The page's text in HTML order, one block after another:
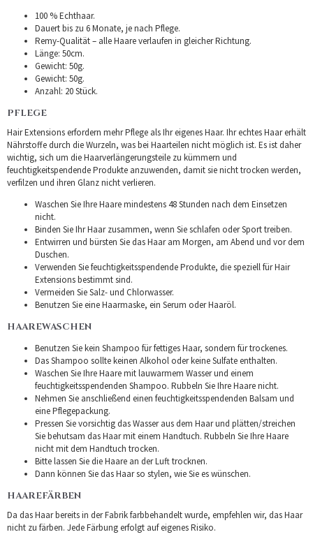
100 % Echthaar.
Dauert bis zu 6 Monate, je nach Pflege.
Remy-Qualität – alle Haare verlaufen in gleicher Richtung.
Länge: 50cm.
Gewicht: 50g.
Gewicht: 50g.
Anzahl: 20 Stück.
PFLEGE
Hair Extensions erfordern mehr Pflege als Ihr eigenes Haar. Ihr echtes Haar erhält
Nährstoffe durch die Wurzeln, was bei Haarteilen nicht möglich ist. Es ist daher
wichtig, sich um die Haarverlängerungsteile zu kümmern und
feuchtigkeitspendende Produkte anzuwenden, damit sie nicht trocken werden,
verfilzen und ihren Glanz nicht verlieren.
Waschen Sie Ihre Haare mindestens 48 Stunden nach dem Einsetzen
nicht.
Binden Sie Ihr Haar zusammen, wenn Sie schlafen oder Sport treiben.
Entwirren und bürsten Sie das Haar am Morgen, am Abend und vor dem
Duschen.
Verwenden Sie feuchtigkeitsspendende Produkte, die speziell für Hair
Extensions bestimmt sind.
Vermeiden Sie Salz- und Chlorwasser.
Benutzen Sie eine Haarmaske, ein Serum oder Haaröl.
HAAREWASCHEN
Benutzen Sie kein Shampoo für fettiges Haar, sondern für trockenes.
Das Shampoo sollte keinen Alkohol oder keine Sulfate enthalten.
Waschen Sie Ihre Haare mit lauwarmem Wasser und einem
feuchtigkeitsspendenden Shampoo. Rubbeln Sie Ihre Haare nicht.
Nehmen Sie anschließend einen feuchtigkeitsspendenden Balsam und
eine Pflegepackung.
Pressen Sie vorsichtig das Wasser aus dem Haar und plätten/streichen
Sie behutsam das Haar mit einem Handtuch. Rubbeln Sie Ihre Haare
nicht mit dem Handtuch trocken.
Bitte lassen Sie die Haare an der Luft trocknen.
Dann können Sie das Haar so stylen, wie Sie es wünschen.
HAAREFÄRBEN
Da das Haar bereits in der Fabrik farbbehandelt wurde, empfehlen wir, das Haar
nicht zu färben. Jede Färbung erfolgt auf eigenes Risiko.